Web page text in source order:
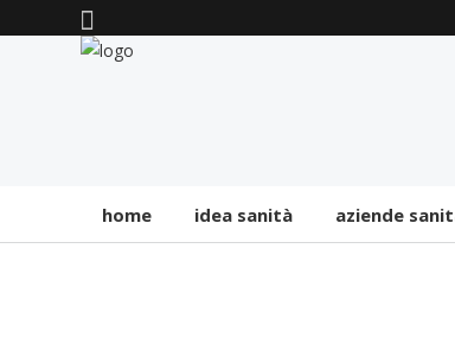
home idea sanità aziende